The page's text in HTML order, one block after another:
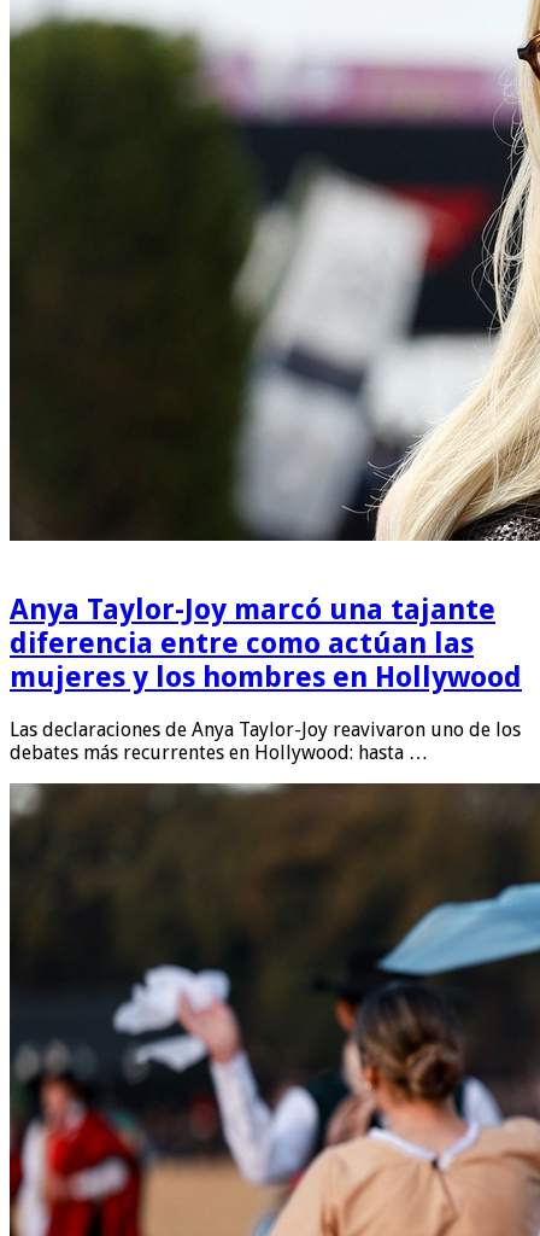
Anya Taylor-Joy marcó una tajante
diferencia entre como actúan las
mujeres y los hombres en Hollywood
Las declaraciones de Anya Taylor-Joy reavivaron uno de los
debates más recurrentes en Hollywood: hasta …